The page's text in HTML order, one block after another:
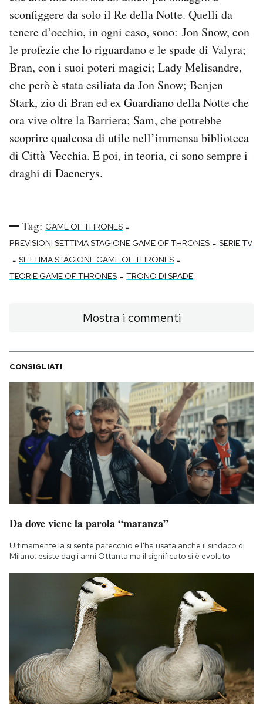
sconfiggere da solo il Re della Notte. Quelli da
tenere d’occhio, in ogni caso, sono: Jon Snow, con
le profezie che lo riguardano e le spade di Valyra;
Bran, con i suoi poteri magici; Lady Melisandre,
che però è stata esiliata da Jon Snow; Benjen
Stark, zio di Bran ed ex Guardiano della Notte che
ora vive oltre la Barriera; Sam, che potrebbe
scoprire qualcosa di utile nell’immensa biblioteca
di Città Vecchia. E poi, in teoria, ci sono sempre i
draghi di Daenerys.
Tag: GAME OF THRONES -
PREVISIONI SETTIMA STAGIONE GAME OF THRONES - SERIE TV
- SETTIMA STAGIONE GAME OF THRONES -
TEORIE GAME OF THRONES - TRONO DI SPADE
Mostra i commenti
CONSIGLIATI
Da dove viene la parola “maranza”
Ultimamente la si sente parecchio e l'ha usata anche il sindaco di
Milano: esiste dagli anni Ottanta ma il significato si è evoluto